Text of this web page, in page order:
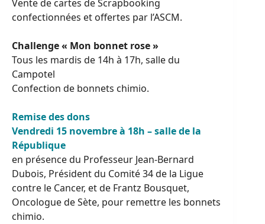
Vente de cartes de Scrapbooking
confectionnées et offertes par l’ASCM.
Challenge « Mon bonnet rose »
Tous les mardis de 14h à 17h, salle du
Campotel
Confection de bonnets chimio.
Remise des dons
Vendredi 15 novembre à 18h – salle de la
République
en présence du Professeur Jean-Bernard
Dubois, Président du Comité 34 de la Ligue
contre le Cancer, et de Frantz Bousquet,
Oncologue de Sète, pour remettre les bonnets
chimio.